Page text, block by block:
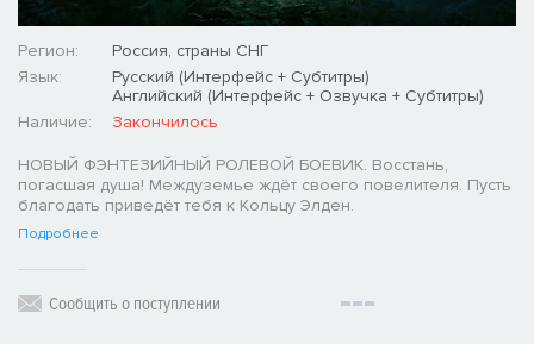
Регион:
Россия, страны СНГ
Язык:
Русский (Интерфейс + Субтитры)
Английский (Интерфейс + Озвучка + Субтитры)
Наличие:
Закончилось
НОВЫЙ ФЭНТЕЗИЙНЫЙ РОЛЕВОЙ БОЕВИК. Восстань,
погасшая душа! Междуземье ждёт своего повелителя. Пусть
благодать приведёт тебя к Кольцу Элден.
Подробнее
Сообщить о поступлении